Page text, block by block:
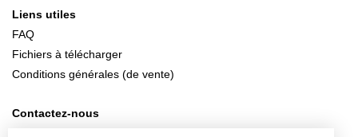
Liens utiles
FAQ
Fichiers à télécharger
Conditions générales (de vente)
Contactez-nous